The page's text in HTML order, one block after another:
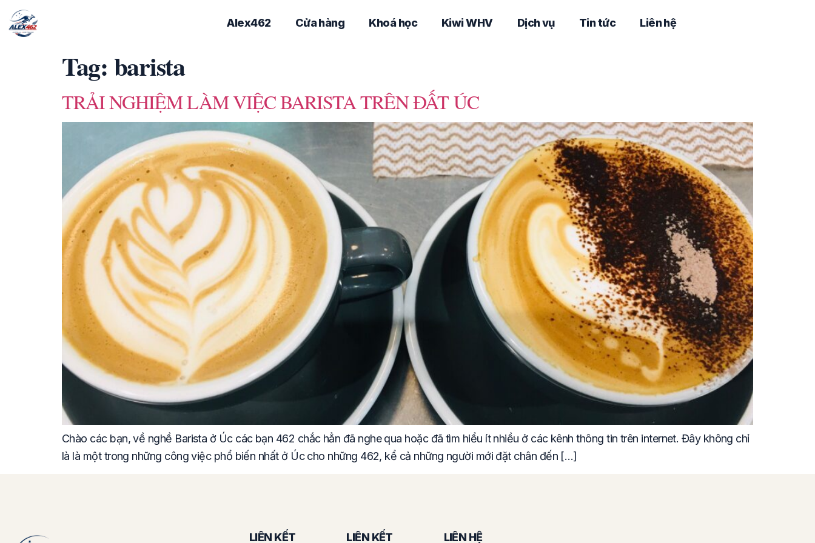
Alex462 Cửa hàng Khoá học Kiwi WHV Dịch vụ Tin tức Liên hệ
Tag:barista
TRẢI NGHIỆM LÀM VIỆC BARISTA TRÊN ĐẤT ÚC
Chào các bạn, về nghề Barista ở Úc các bạn 462 chắc hẳn đã nghe qua hoặc đã tìm hiểu ít nhiều ở các kênh thông tin trên internet. Đây không chỉ
là là một trong những công việc phổ biến nhất ở Úc cho những 462, kể cả những người mới đặt chân đến […]
LIÊN KẾT LIÊN KẾT LIÊN HỆ